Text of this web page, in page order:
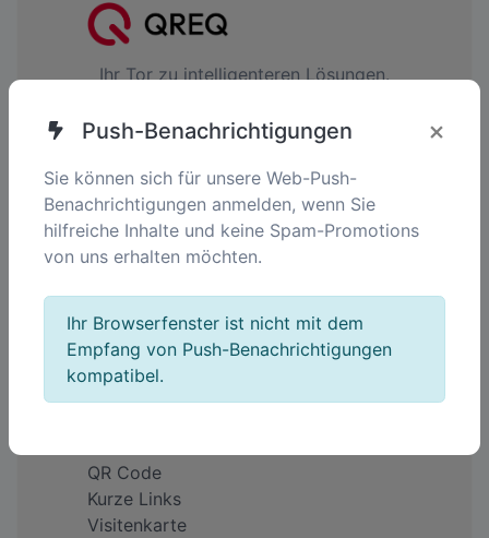
Ihr Tor zu intelligenteren Lösungen.
DE
Über uns
Impressum
Warum QREQ?
Feedback
Preise
QR Code
Kurze Links
Visitenkarte
Push-Benachrichtigungen ×
Sie können sich für unsere Web-Push-
Benachrichtigungen anmelden, wenn Sie
hilfreiche Inhalte und keine Spam-Promotions
von uns erhalten möchten.
Ihr Browserfenster ist nicht mit dem
Empfang von Push-Benachrichtigungen
kompatibel.